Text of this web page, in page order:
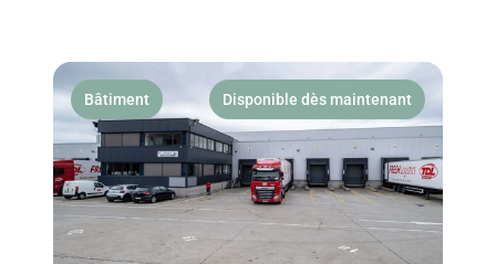
Bâtiment Disponible dès maintenant